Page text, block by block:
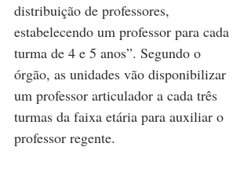
distribuição de professores,
estabelecendo um professor para cada
turma de 4 e 5 anos”. Segundo o
órgão, as unidades vão disponibilizar
um professor articulador a cada três
turmas da faixa etária para auxiliar o
professor regente.